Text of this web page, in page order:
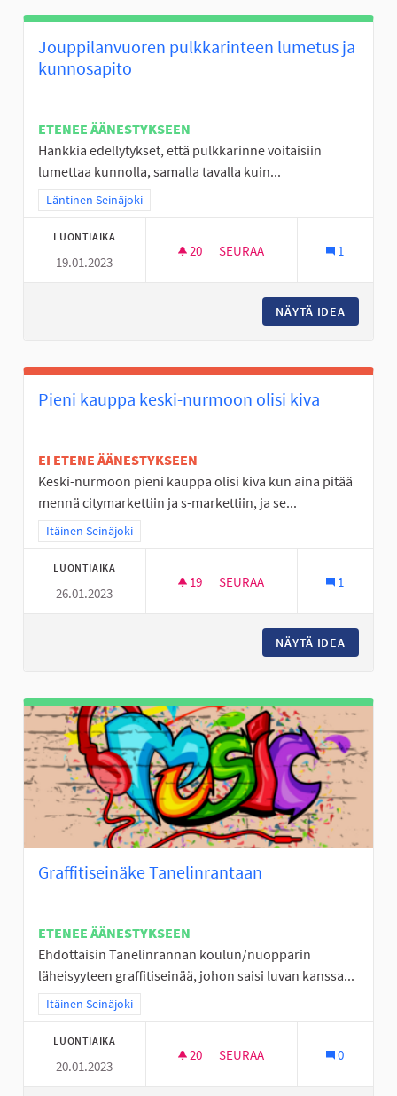
Jouppilanvuoren pulkkarinteen lumetus ja
kunnosapito
ETENEE ÄÄNESTYKSEEN
Hankkia edellytykset, että pulkkarinne voitaisiin
lumettaa kunnolla, samalla tavalla kuin...
Rajaa tulokset teeman mukaan: Läntinen Seinäjoki
Läntinen Seinäjoki
LUONTIAIKA
19.01.2023
20 20 SEURAAJAA
SEURAA 1
NÄYTÄ IDEA
Pieni kauppa keski-nurmoon olisi kiva
EI ETENE ÄÄNESTYKSEEN
Keski-nurmoon pieni kauppa olisi kiva kun aina pitää
mennä citymarkettiin ja s-markettiin, ja se...
Rajaa tulokset teeman mukaan: Itäinen Seinäjoki
Itäinen Seinäjoki
LUONTIAIKA
26.01.2023
19 19 SEURAAJAA
SEURAA 1
NÄYTÄ IDEA
Graffitiseinäke Tanelinrantaan
ETENEE ÄÄNESTYKSEEN
Ehdottaisin Tanelinrannan koulun/nuopparin
läheisyyteen graffitiseinää, johon saisi luvan kanssa...
Rajaa tulokset teeman mukaan: Itäinen Seinäjoki
Itäinen Seinäjoki
LUONTIAIKA
20.01.2023
20 20 SEURAAJAA
SEURAA 0